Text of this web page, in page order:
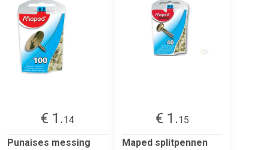
€ 1.14
Punaises messing
€ 1.15
Maped splitpennen